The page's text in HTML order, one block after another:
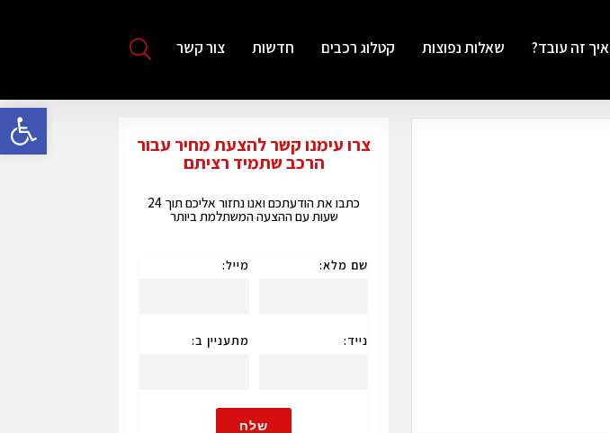
פתח
איך זה עובד? שאלות נפוצות קטלוג רכבים חדשות צור קשר
צרו עימנו קשר להצעת מחיר עבור
הרכב שתמיד רציתם
כתבו את הודעתכם ואנו נחזור אליכם תוך 24
שעות עם ההצעה המשתלמת ביותר
שם מלא: מייל:
נייד: מתעניין ב:
שלח